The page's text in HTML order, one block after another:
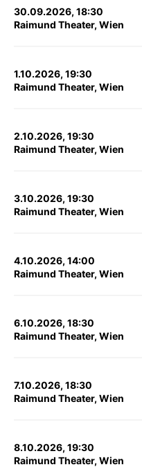
30.09.2026, 18:30
Raimund Theater, Wien
1.10.2026, 19:30
Raimund Theater, Wien
2.10.2026, 19:30
Raimund Theater, Wien
3.10.2026, 19:30
Raimund Theater, Wien
4.10.2026, 14:00
Raimund Theater, Wien
6.10.2026, 18:30
Raimund Theater, Wien
7.10.2026, 18:30
Raimund Theater, Wien
8.10.2026, 19:30
Raimund Theater, Wien